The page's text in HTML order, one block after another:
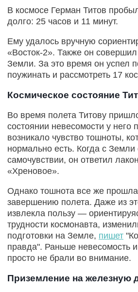
В космосе Герман Титов
долго: 25 часов и 11 минут.
Ему удалось вручную
«Восток-2». Также он совершил
Земли. За это время он успел
поужинать и рассмотреть 17
Космическое состояние
Во время полета Титову
состоянии невесомости у него
возникало чувство тошноты,
нормально есть. Когда с Земли
самочувствии, он ответил
«Хреновое».
Однако тошнота все же
завершению полета. Даже из
извлекла пользу —
трудности космонавта,
подготовки на Земле, пишет
правда". Раньше невесомость
просто не брали во внимание.
Приземление на железную